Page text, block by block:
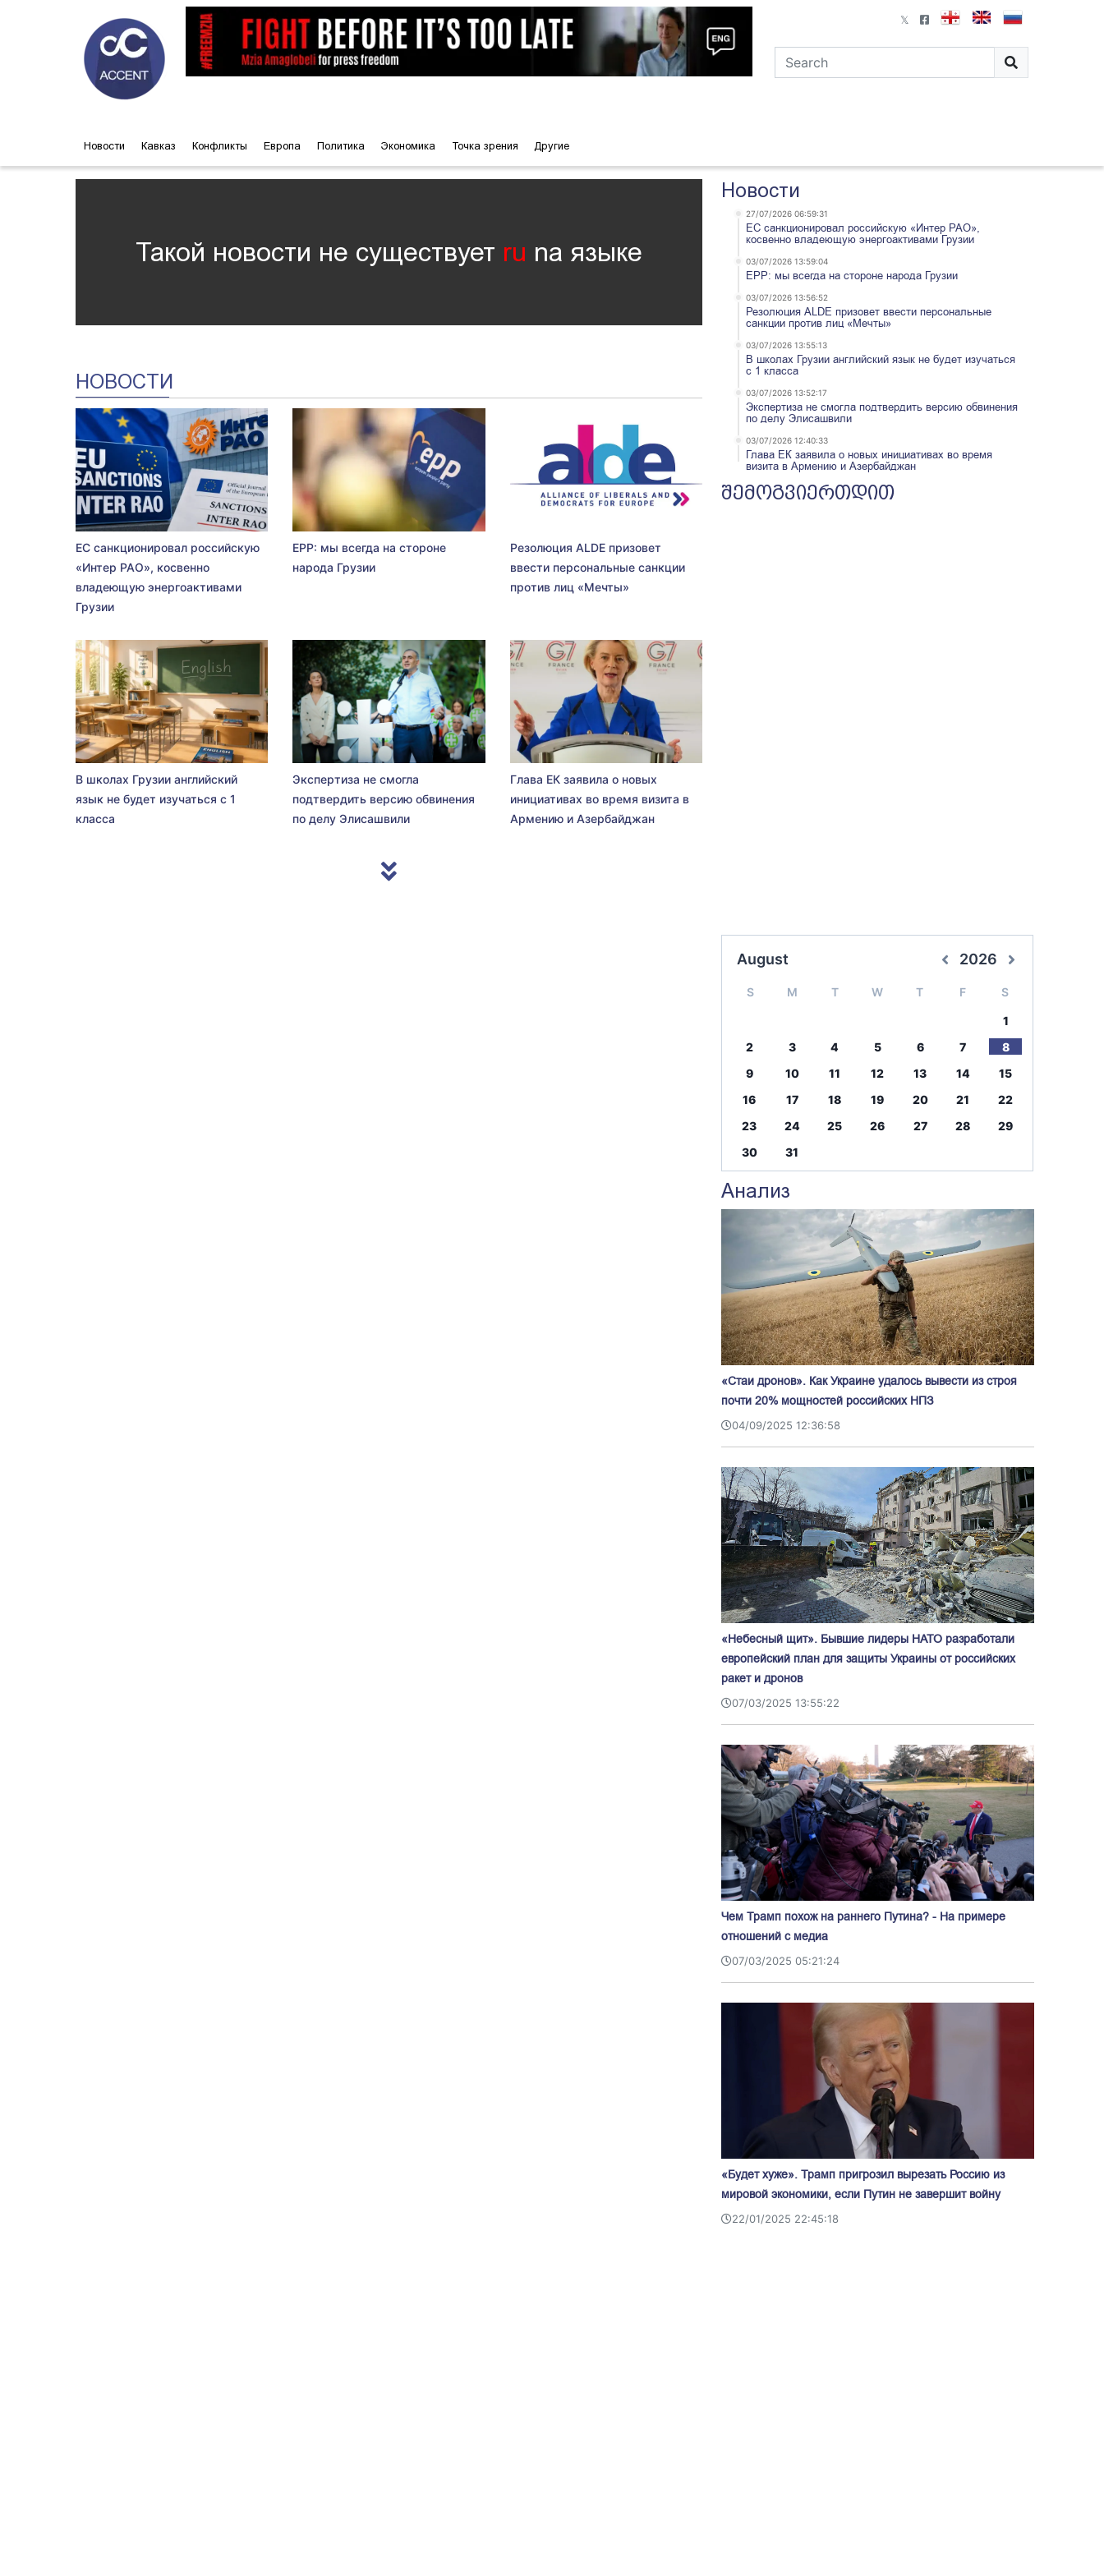
Новости Кавказ Конфликты Европа Политика Экономика Точка зрения Другие
Такой новости не существует ru nа языке
НОВОСТИ
ЕС санкционировал российскую
«Интер РАО», косвенно
владеющую энергоактивами
Грузии
EPP: мы всегда на стороне
народа Грузии
Резолюция ALDE призовет
ввести персональные санкции
против лиц «Мечты»
В школах Грузии английский
язык не будет изучаться с 1
класса
Экспертиза не смогла
подтвердить версию обвинения
по делу Элисашвили
Глава ЕК заявила о новых
инициативах во время визита в
Армению и Азербайджан
Новости
27/07/2026 06:59:31
ЕС санкционировал российскую «Интер РАО»,
косвенно владеющую энергоактивами Грузии
03/07/2026 13:59:04
EPP: мы всегда на стороне народа Грузии
03/07/2026 13:56:52
Резолюция ALDE призовет ввести персональные
санкции против лиц «Мечты»
03/07/2026 13:55:13
В школах Грузии английский язык не будет изучаться
с 1 класса
03/07/2026 13:52:17
Экспертиза не смогла подтвердить версию обвинения
по делу Элисашвили
03/07/2026 12:40:33
Глава ЕК заявила о новых инициативах во время
визита в Армению и Азербайджан
შემოგვიერთდით
August 2026
S M T W T F S
1
2
3 4 5 6 7
8
9
10 11 12 13 14
15
16
17 18 19 20 21
22
23
24 25 26 27 28
29
30
31
Анализ
«Стаи дронов». Как Украине удалось вывести из строя
почти 20% мощностей российских НПЗ
04/09/2025 12:36:58
«Небесный щит». Бывшие лидеры НАТО разработали
европейский план для защиты Украины от российских
ракет и дронов
07/03/2025 13:55:22
Чем Трамп похож на раннего Путина? - На примере
отношений с медиа
07/03/2025 05:21:24
«Будет хуже». Трамп пригрозил вырезать Россию из
мировой экономики, если Путин не завершит войну
22/01/2025 22:45:18